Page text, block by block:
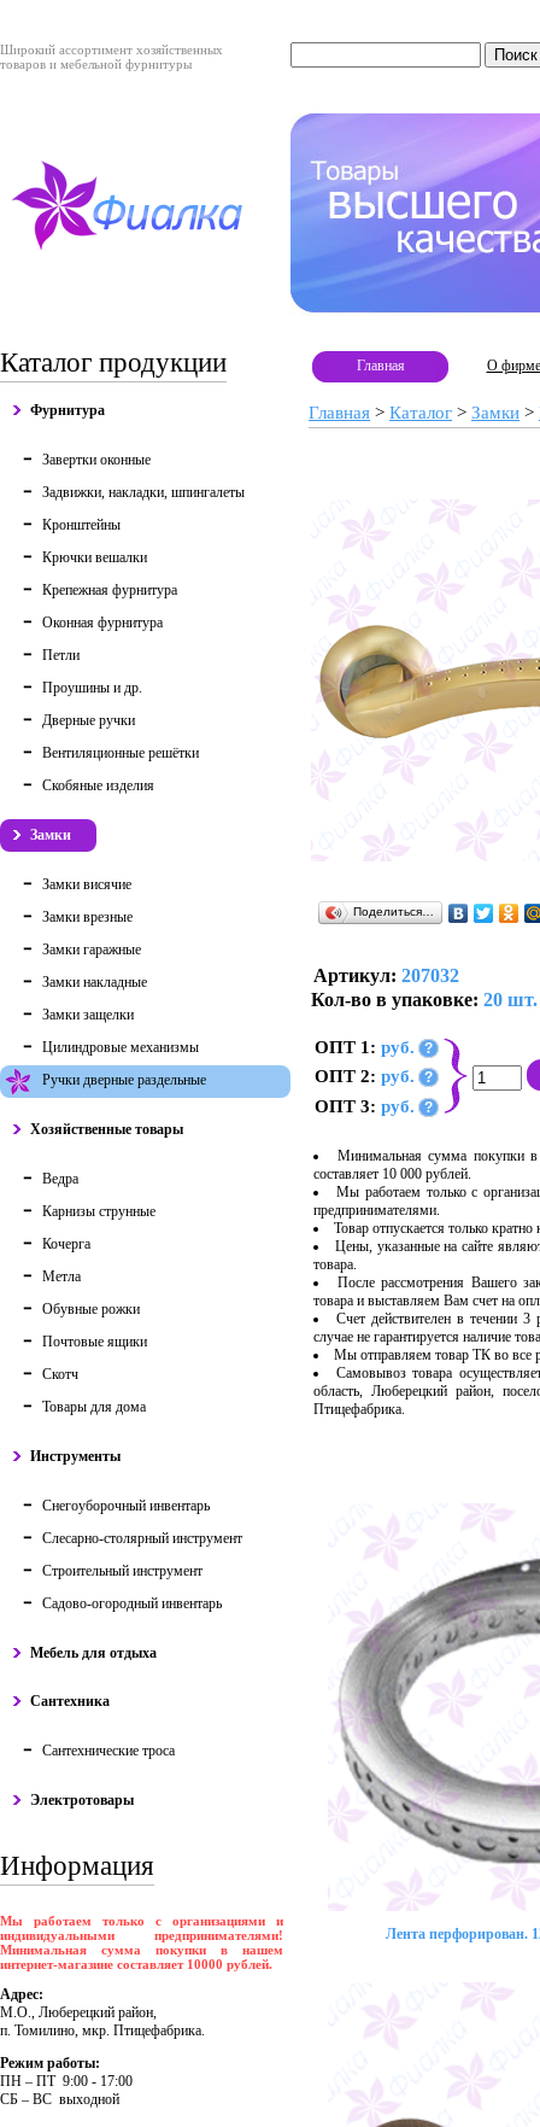
Широкий ассортимент хозяйственных
товаров и мебельной фурнитуры
Каталог продукции
Фурнитура
Завертки оконные
Задвижки, накладки, шпингалеты
Кронштейны
Крючки вешалки
Крепежная фурнитура
Оконная фурнитура
Петли
Проушины и др.
Дверные ручки
Вентиляционные решётки
Скобяные изделия
Замки
Замки висячие
Замки врезные
Замки гаражные
Замки накладные
Замки защелки
Цилиндровые механизмы
Ручки дверные раздельные
Хозяйственные товары
Ведра
Карнизы струнные
Кочерга
Метла
Обувные рожки
Почтовые ящики
Скотч
Товары для дома
Инструменты
Снегоуборочный инвентарь
Слесарно-столярный инструмент
Строительный инструмент
Садово-огородный инвентарь
Мебель для отдыха
Сантехника
Сантехнические троса
Электротовары
Информация
Мы работаем только с организациями и
индивидуальными предпринимателями!
Минимальная сумма покупки в нашем
интернет-магазине составляет 10000 рублей.
Адрес:
М.О., Люберецкий район,
п. Томилино, мкр. Птицефабрика.
Режим работы:
ПH – ПT 9:00 - 17:00
CБ – BC выходной
Главная О фирме
Главная > Каталог > Замки >
Поделиться…
Артикул: 207032
Кол-во в упаковке: 20 шт.
ОПТ 1: руб. ?
ОПТ 2: руб. ?
ОПТ 3: руб. ?
Минимальная сумма покупки в
составляет 10 000 рублей.
Мы работаем только с
предпринимателями.
Товар отпускается только
Цены, указанные на сайте
товара.
После рассмотрения Вашего
товара и выставляем Вам счет на
Счет действителен в течении
случае не гарантируется наличие
Мы отправляем товар ТК во
Самовывоз товара
область, Люберецкий район,
Птицефабрика.
Лента перфорирован.